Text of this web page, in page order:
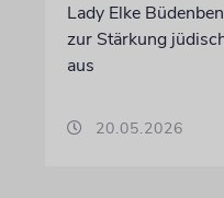
Lady Elke
zur Stärkung
aus
20.05.2026